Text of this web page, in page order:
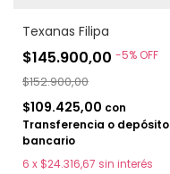
Texanas Filipa
$145.900,00 -5% OFF
$152.900,00
$109.425,00 con
Transferencia o depósito
bancario
6 x $24.316,67 sin interés